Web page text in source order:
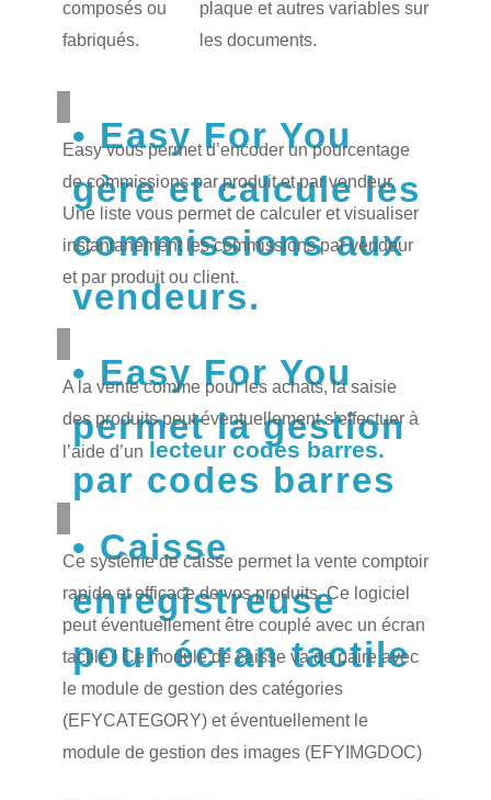
composés ou
fabriqués.
plaque et autres variables sur
les documents.
Easy For You
gère et calcule les
commissions aux
vendeurs.
Easy vous permet d’encoder un pourcentage
de commissions par produit et par vendeur.
Une liste vous permet de calculer et visualiser
instantanément les commissions par vendeur
et par produit ou client.
Easy For You
permet la gestion
par codes barres
A la vente comme pour les achats, la saisie
des produits peut éventuellement s’effectuer à
l’aide d’un lecteur codes barres.
Caisse
enregistreuse
pour écran tactile
Ce système de caisse permet la vente comptoir
rapide et efficace de vos produits. Ce logiciel
peut éventuellement être couplé avec un écran
tactile ! Ce module de caisse va de paire avec
le module de gestion des catégories
(EFYCATEGORY) et éventuellement le
module de gestion des images (EFYIMGDOC)